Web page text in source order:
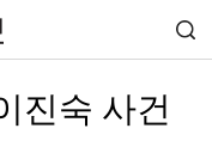
진숙 사건